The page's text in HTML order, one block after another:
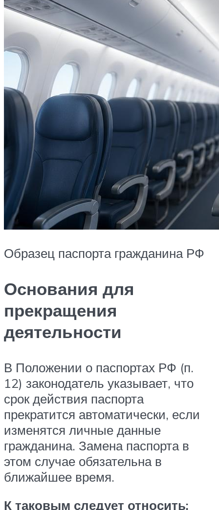
Образец паспорта гражданина РФ
Основания для
прекращения
деятельности
В Положении о паспортах РФ (п.
12) законодатель указывает, что
срок действия паспорта
прекратится автоматически, если
изменятся личные данные
гражданина. Замена паспорта в
этом случае обязательна в
ближайшее время.
К таковым следует относить: